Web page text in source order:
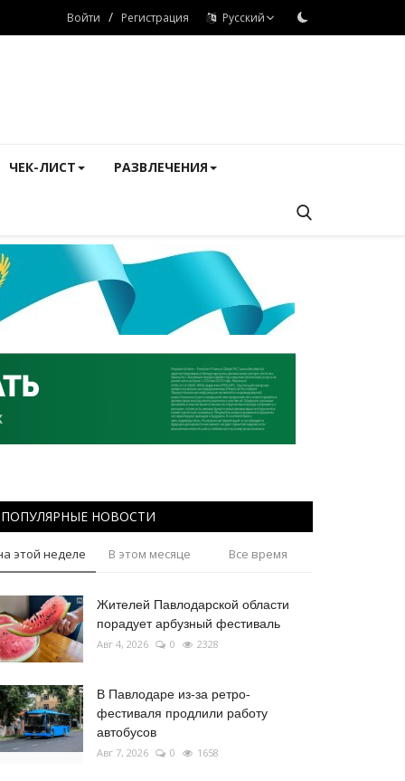
Войти / Регистрация Русский
ЧЕК-ЛИСТ РАЗВЛЕЧЕНИЯ
ПОПУЛЯРНЫЕ НОВОСТИ
этой неделе В этом месяце Все время
Жителей Павлодарской области
порадует арбузный фестиваль
Авг 4, 2026 0 2328
В Павлодаре из-за ретро-
фестиваля продлили работу
автобусов
Авг 7, 2026 0 1658